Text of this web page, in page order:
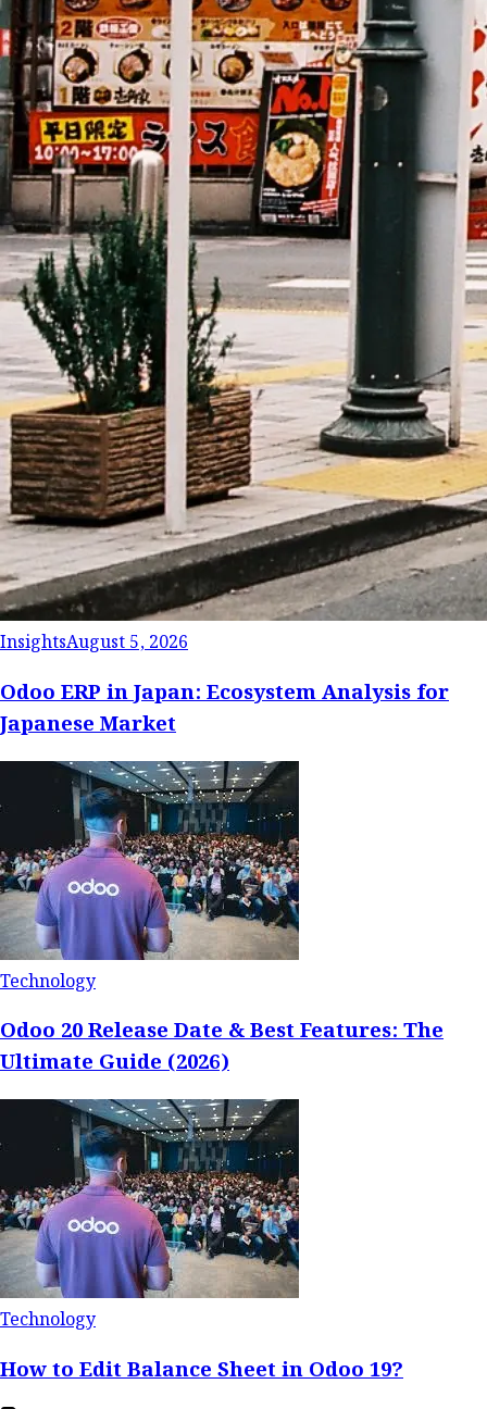
InsightsAugust 5, 2026
Odoo ERP in Japan: Ecosystem Analysis for
Japanese Market
Technology
Odoo 20 Release Date & Best Features: The
Ultimate Guide (2026)
Technology
How to Edit Balance Sheet in Odoo 19?